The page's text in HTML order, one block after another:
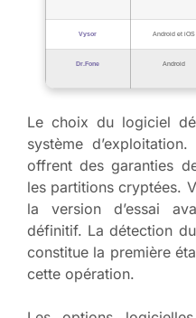
Vysor Android et iOS
Dr.Fone Android
Le choix du logiciel
système
offrent des garanties
les partitions cryptées.
la version d’essai
définitif. La détection
constitue la première
cette opération.